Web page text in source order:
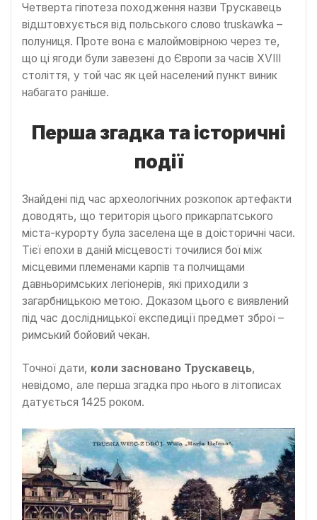
Четверта гіпотеза походження назви Трускавець
відштовхується від польського слово truskawka –
полуниця. Проте вона є малоймовірною через те,
що ці ягоди були завезені до Європи за часів XVIII
століття, у той час як цей населений пункт виник
набагато раніше.
Перша згадка та історичні
події
Знайдені під час археологічних розкопок артефакти
доводять, що територія цього прикарпатського
міста-курорту була заселена ще в доісторичні часи.
Тієї епохи в даній місцевості точилися бої між
місцевими племенами карпів та полчищами
давньоримських легіонерів, які приходили з
загарбницькою метою. Доказом цього є виявлений
під час дослідницької експедиції предмет зброї –
римський бойовий чекан.
Точної дати, коли засновано Трускавець,
невідомо, але перша згадка про нього в літописах
датується 1425 роком.